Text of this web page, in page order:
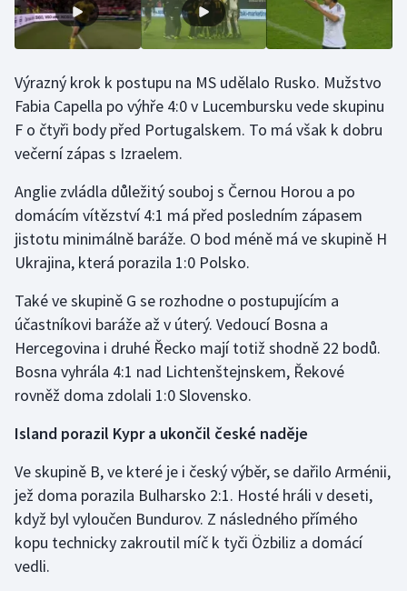
Volejbal
Výrazný krok k postupu na MS udělalo Rusko. Mužstvo
Fabia Capella po výhře 4:0 v Lucembursku vede skupinu
F o čtyři body před Portugalskem. To má však k dobru
večerní zápas s Izraelem.
Anglie zvládla důležitý souboj s Černou Horou a po
domácím vítězství 4:1 má před posledním zápasem
jistotu minimálně baráže. O bod méně má ve skupině H
Ukrajina, která porazila 1:0 Polsko.
Také ve skupině G se rozhodne o postupujícím a
účastníkovi baráže až v úterý. Vedoucí Bosna a
Hercegovina i druhé Řecko mají totiž shodně 22 bodů.
Bosna vyhrála 4:1 nad Lichtenštejnskem, Řekové
rovněž doma zdolali 1:0 Slovensko.
Island porazil Kypr a ukončil české naděje
Ve skupině B, ve které je i český výběr, se dařilo Arménii,
jež doma porazila Bulharsko 2:1. Hosté hráli v deseti,
když byl vyloučen Bundurov. Z následného přímého
kopu technicky zakroutil míč k tyči Özbiliz a domácí
vedli.